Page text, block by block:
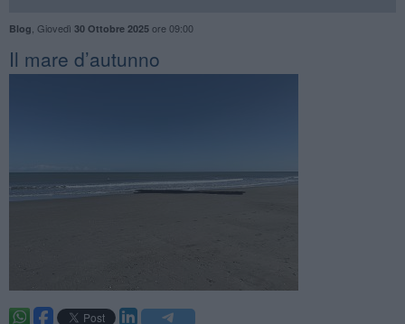
Blog Giovedì 30 Ottobre 2025ore 09:00
​Il mare d’autunno